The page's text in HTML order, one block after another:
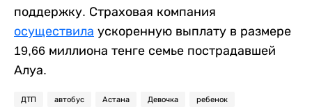
поддержку. Страховая компания
осуществила ускоренную выплату в размере
19,66 миллиона тенге семье пострадавшей
Алуа.
ДТП автобус Астана Девочка ребенок